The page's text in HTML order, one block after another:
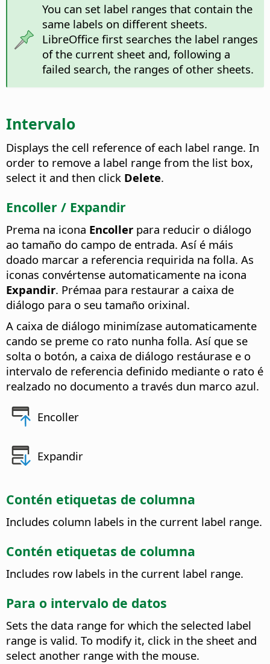
You can set label ranges that contain the
same labels on different sheets.
LibreOffice first searches the label ranges
of the current sheet and, following a
failed search, the ranges of other sheets.
Intervalo
Displays the cell reference of each label range. In
order to remove a label range from the list box,
select it and then click Delete.
Encoller / Expandir
Prema na icona Encoller para reducir o diálogo
ao tamaño do campo de entrada. Así é máis
doado marcar a referencia requirida na folla. As
iconas convértense automaticamente na icona
Expandir. Prémaa para restaurar a caixa de
diálogo para o seu tamaño orixinal.
A caixa de diálogo minimízase automaticamente
cando se preme co rato nunha folla. Así que se
solta o botón, a caixa de diálogo restáurase e o
intervalo de referencia definido mediante o rato é
realzado no documento a través dun marco azul.
Encoller
Expandir
Contén etiquetas de columna
Includes column labels in the current label range.
Contén etiquetas de columna
Includes row labels in the current label range.
Para o intervalo de datos
Sets the data range for which the selected label
range is valid. To modify it, click in the sheet and
select another range with the mouse.